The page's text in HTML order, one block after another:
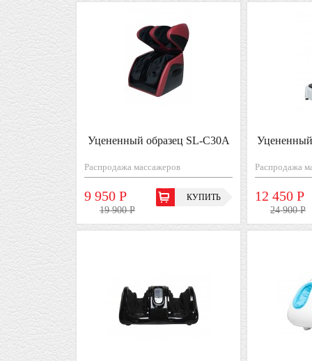
Уцененный образец SL-C30A
Распродажа массажеров
19 900 Р
9 950 Р КУПИТЬ
Распродажа
24 900 Р
12 450 Р